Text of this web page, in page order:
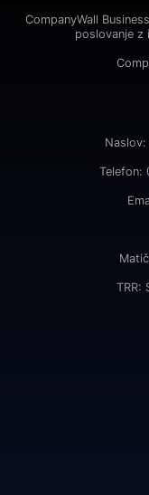
CompanyWall
poslovanje z
Naslov:
Telefon:
TRR: